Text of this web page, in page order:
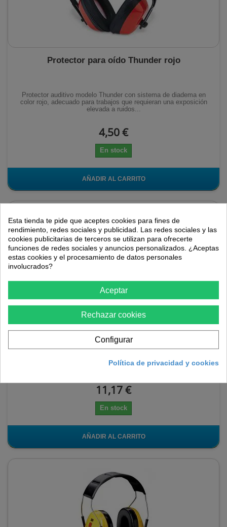
Protector para oído Thunder rojo
Protector auditivo modelo Thunder con sistema de diadema en
color rojo, adecuado para trabajos que requieran una exposición
elevada a ruidos...
4,50 €
En stock
AÑADIR AL CARRITO
Protector para oído regulable Jumbo
Protector auditivo modelo Jumbo con sistema regulable para una
alta protección del oído frente a ruidos moderados.
11,17 €
En stock
AÑADIR AL CARRITO
Esta tienda te pide que aceptes cookies para fines de
rendimiento, redes sociales y publicidad. Las redes sociales y las
cookies publicitarias de terceros se utilizan para ofrecerte
funciones de redes sociales y anuncios personalizados. ¿Aceptas
estas cookies y el procesamiento de datos personales
involucrados?
Aceptar
Rechazar cookies
Configurar
Política de privacidad y cookies